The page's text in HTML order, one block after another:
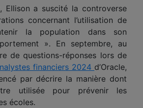
Ellison a suscité la controverse
concernant l’utilisation de
la population dansson
». En septembre, au
de questions-réponses lors de
financiers 2024 d’Oracle,
par décrire la manière dont
utilisée pour prévenir les
écoles.